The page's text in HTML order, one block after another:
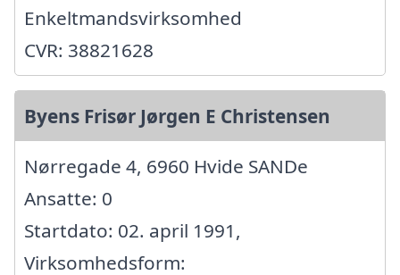
Enkeltmandsvirksomhed
CVR: 38821628
Byens Frisør Jørgen E Christensen
Nørregade 4, 6960 Hvide SANDe
Ansatte: 0
Startdato: 02. april 1991,
Virksomhedsform: